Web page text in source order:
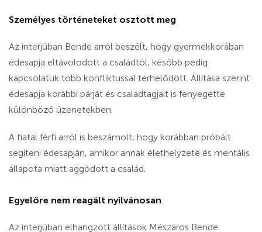
Személyes történeteket osztott meg
Az interjúban Bende arról beszélt, hogy gyermekkorában
édesapja eltávolodott a családtól, később pedig
kapcsolatuk több konfliktussal terhelődött. Állítása szerint
édesapja korábbi párját és családtagjait is fenyegette
különböző üzenetekben.
A fiatal férfi arról is beszámolt, hogy korábban próbált
segíteni édesapján, amikor annak élethelyzete és mentális
állapota miatt aggódott a család.
Egyelőre nem reagált nyilvánosan
Az interjúban elhangzott állítások Mészáros Bende